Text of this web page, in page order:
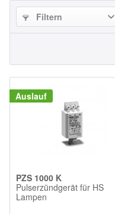
Filtern
Auslauf
PZS 1000 K
Pulserzündgerät für HS
Lampen